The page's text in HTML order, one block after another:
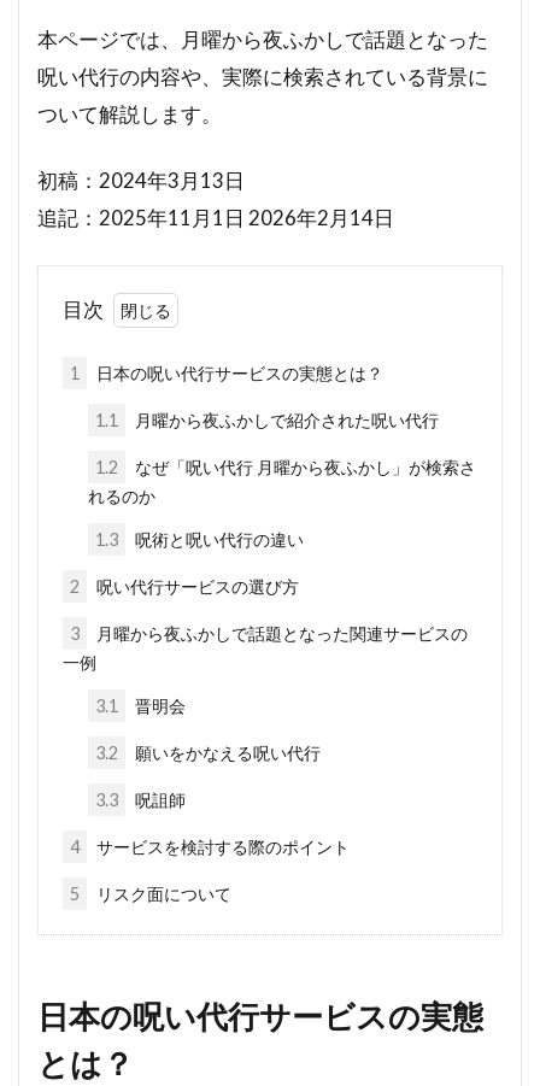
本ページでは、月曜から夜ふかしで話題となった
呪い代行の内容や、実際に検索されている背景に
ついて解説します。
初稿：2024年3月13日
追記：2025年11月1日 2026年2月14日
目次
1 日本の呪い代行サービスの実態とは？
1.1 月曜から夜ふかしで紹介された呪い代行
1.2
なぜ「呪い代行 月曜から夜ふかし」が検索さ
れるのか
1.3 呪術と呪い代行の違い
2 呪い代行サービスの選び方
3
月曜から夜ふかしで話題となった関連サービスの
一例
3.1 晋明会
3.2 願いをかなえる呪い代行
3.3 呪詛師
4 サービスを検討する際のポイント
5 リスク面について
日本の呪い代行サービスの実態
とは？